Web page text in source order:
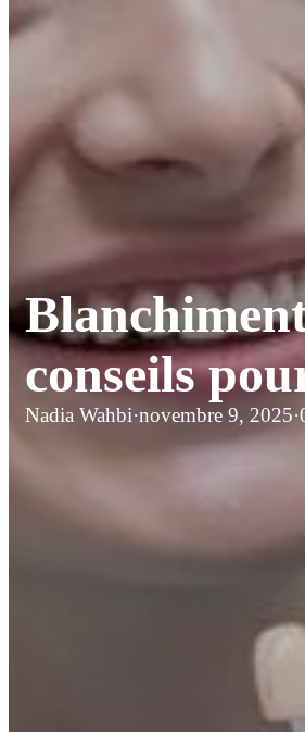
conseils
Nadia Wahbi·novembre 9, 2025·